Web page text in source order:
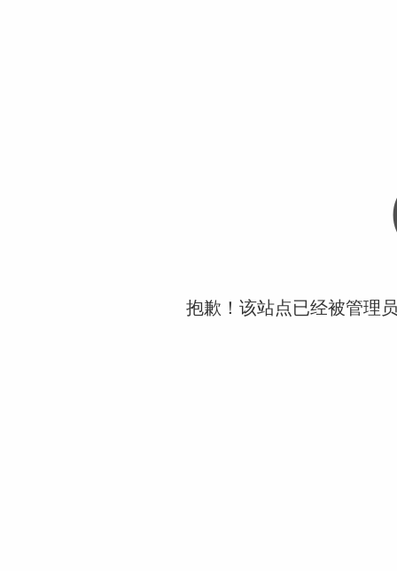
抱歉！该站点已经被管理